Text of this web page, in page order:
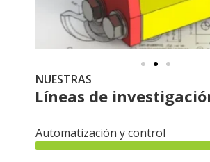
NUESTRAS
Líneas de
Automatización y control